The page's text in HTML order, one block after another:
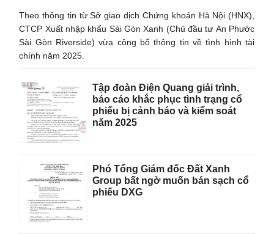
Theo thông tin từ Sở giao dịch Chứng khoán Hà Nội (HNX),
CTCP Xuất nhập khẩu Sài Gòn Xanh (Chủ đầu tư An Phước
Sài Gòn Riverside) vừa công bố thông tin về tình hình tài
chính năm 2025.
Tập đoàn Điện Quang giải trình,
báo cáo khắc phục tình trạng cổ
phiếu bị cảnh báo và kiểm soát
năm 2025
Phó Tổng Giám đốc Đất Xanh
Group bất ngờ muốn bán sạch cổ
phiếu DXG